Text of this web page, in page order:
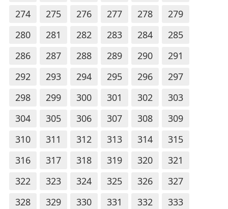
274
275 276 277 278
279
280
281 282 283 284
285
286
287 288 289 290
291
292
293 294 295 296
297
298
299 300 301 302
303
304
305 306 307 308
309
310
311 312 313 314
315
316
317 318 319 320
321
322
323 324 325 326
327
328
329 330 331 332
333